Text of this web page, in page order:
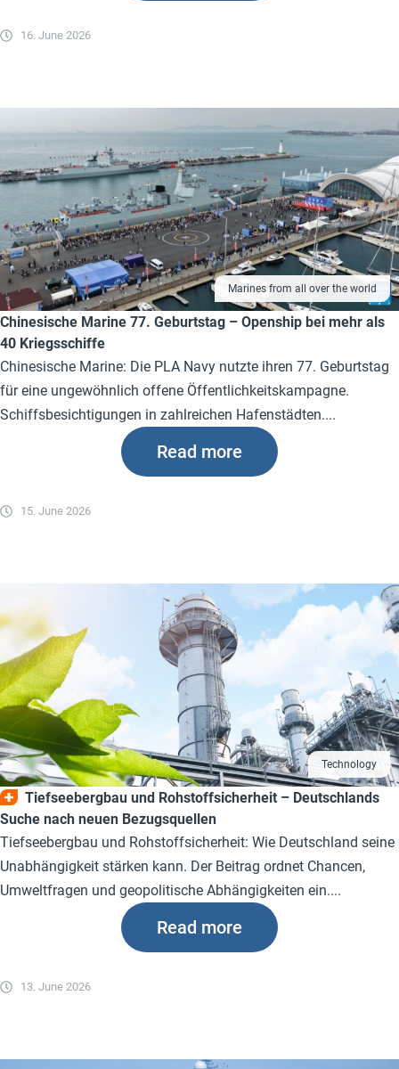
16. June 2026
Marines from all over the world
Chinesische Marine 77. Geburtstag – Openship bei mehr als
40 Kriegsschiffe
Chinesische Marine: Die PLA Navy nutzte ihren 77. Geburtstag
für eine ungewöhnlich offene Öffentlichkeitskampagne.
Schiffsbesichtigungen in zahlreichen Hafenstädten....
15. June 2026
Read more
Technology
Tiefseebergbau und Rohstoffsicherheit – Deutschlands
Suche nach neuen Bezugsquellen
Tiefseebergbau und Rohstoffsicherheit: Wie Deutschland seine
Unabhängigkeit stärken kann. Der Beitrag ordnet Chancen,
Umweltfragen und geopolitische Abhängigkeiten ein....
13. June 2026
Read more